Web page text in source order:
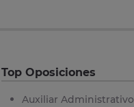
Top Oposiciones
Auxiliar Administrativo